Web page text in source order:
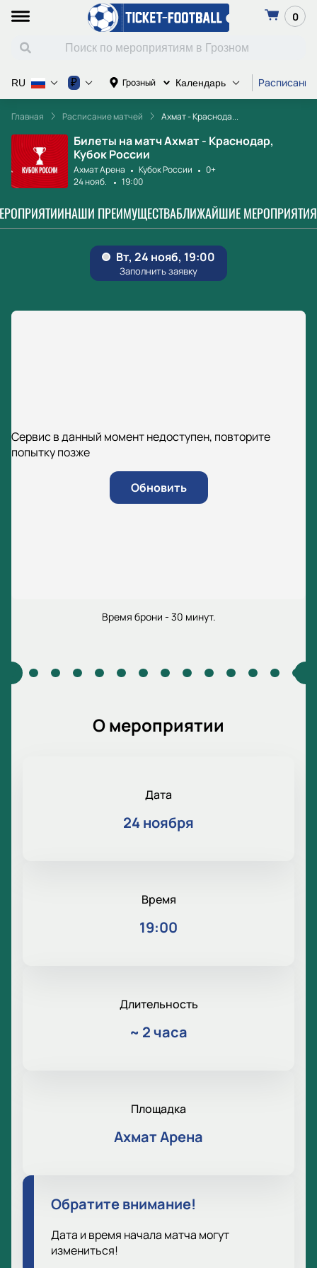
0
Грозный Календарь
RU ₽
Главная Расписание матчей Ахмат - Краснода...
Билеты на матч Ахмат - Краснодар,
Кубок России
Ахмат Арена Кубок России
0+
24 нояб.
19:00
НАШИ ПРЕИМУЩЕСТВАБЛИЖАЙШИЕ МЕРОПРИЯТИЯ
Сервис в данный момент недоступен, повторите
попытку позже
Обновить
Время брони - 30 минут.
О мероприятии
Дата
24 ноября
Время
19:00
Длительность
~ 2 часа
Площадка
Ахмат Арена
Обратите внимание!
Дата и время начала матча могут
измениться!